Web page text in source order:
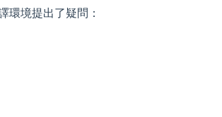
環境提出了疑問：